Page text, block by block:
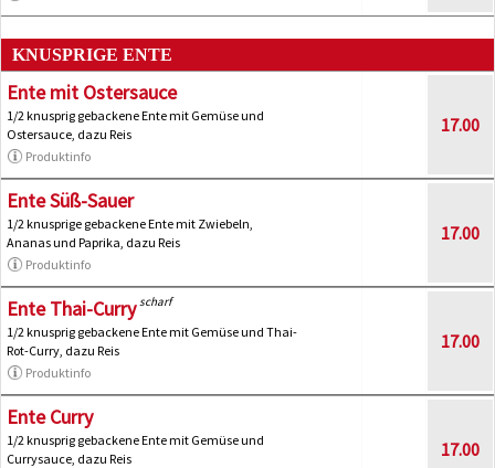
KNUSPRIGE ENTE
Ente mit Ostersauce
1/2 knusprig gebackene Ente mit Gemüse und
Ostersauce, dazu Reis
Produktinfo
17.00
Ente Süß-Sauer
1/2 knusprige gebackene Ente mit Zwiebeln,
Ananas und Paprika, dazu Reis
Produktinfo
17.00
Ente Thai-Curry scharf
1/2 knusprig gebackene Ente mit Gemüse und Thai-
Rot-Curry, dazu Reis
Produktinfo
17.00
Ente Curry
1/2 knusprig gebackene Ente mit Gemüse und
Currysauce, dazu Reis
17.00